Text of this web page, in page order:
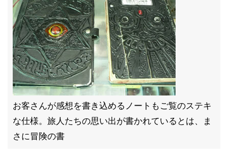
お客さんが感想を書き込めるノートもご覧のステキ
な仕様。旅人たちの思い出が書かれているとは、ま
さに冒険の書